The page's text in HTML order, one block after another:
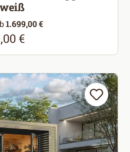
1.699,00 €
Preis:
€